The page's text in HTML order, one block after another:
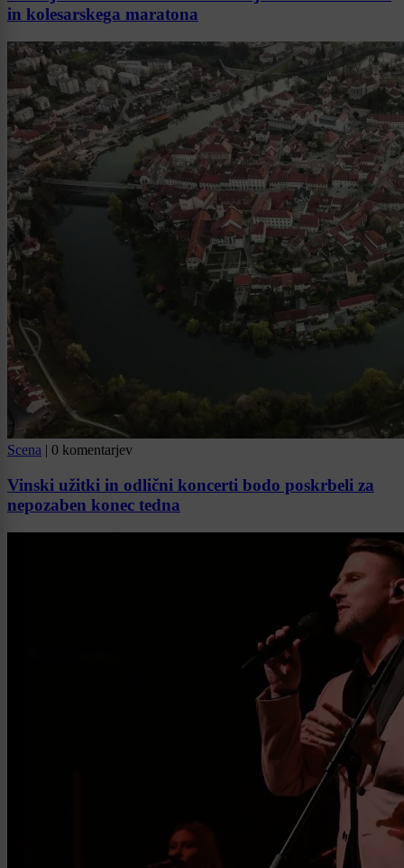
in kolesarskega maratona
Scena | 0 komentarjev
Vinski užitki in odlični koncerti bodo poskrbeli za
nepozaben konec tedna